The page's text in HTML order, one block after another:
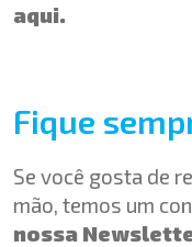
aqui.
Fique
Se você gosta de
mão, temos um
nossa